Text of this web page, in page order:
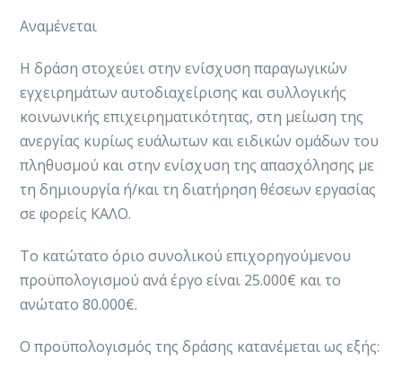
Αναμένεται
Η δράση στοχεύει στην ενίσχυση παραγωγικών
εγχειρημάτων αυτοδιαχείρισης και συλλογικής
κοινωνικής επιχειρηματικότητας, στη μείωση της
ανεργίας κυρίως ευάλωτων και ειδικών ομάδων του
πληθυσμού και στην ενίσχυση της απασχόλησης με
τη δημιουργία ή/και τη διατήρηση θέσεων εργασίας
σε φορείς ΚΑΛΟ.
Το κατώτατο όριο συνολικού επιχορηγούμενου
προϋπολογισμού ανά έργο είναι 25.000€ και το
ανώτατο 80.000€.
Ο προϋπολογισμός της δράσης κατανέμεται ως εξής: